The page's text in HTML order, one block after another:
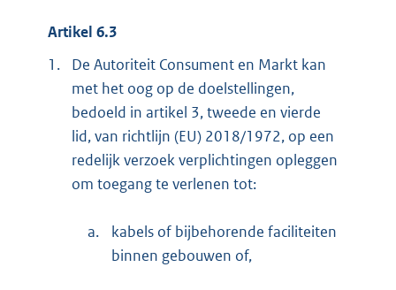
Artikel 6.3
1.
De Autoriteit Consument en Markt kan
met het oog op de doelstellingen,
bedoeld in artikel 3, tweede en vierde
lid, van richtlijn (EU) 2018/1972, op een
redelijk verzoek verplichtingen opleggen
om toegang te verlenen tot:
a.
kabels of bijbehorende faciliteiten
binnen gebouwen of,